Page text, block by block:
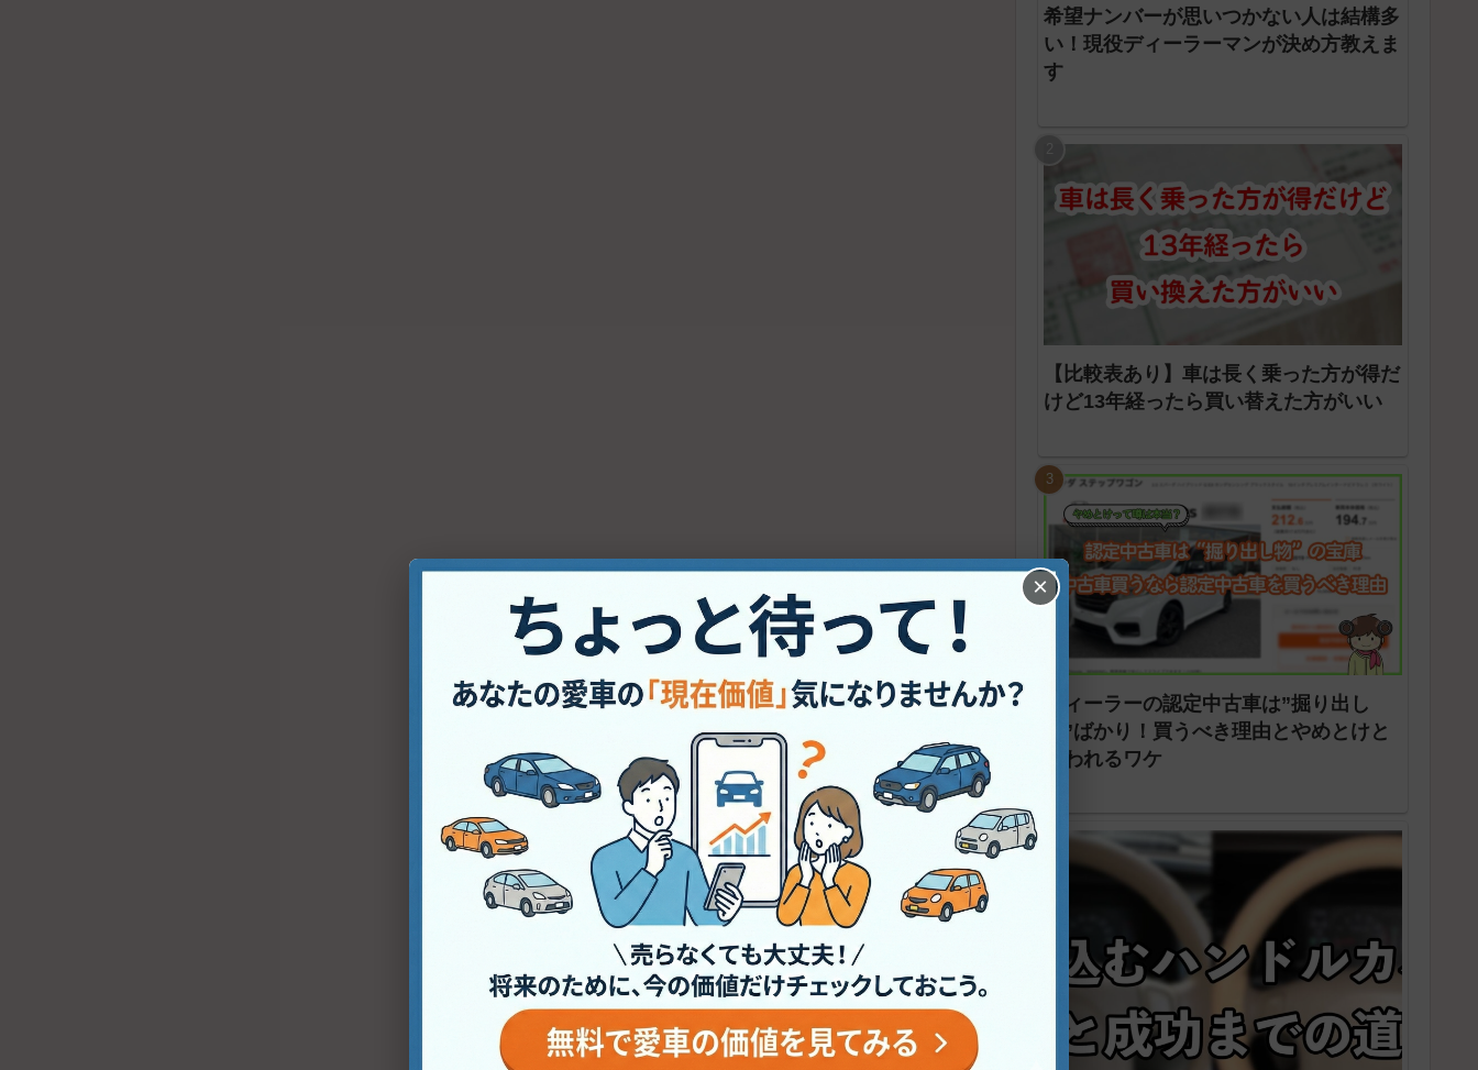
希望ナンバーが思いつかない人は結構多
い！現役ディーラーマンが決め方教えま
す
【比較表あり】車は長く乗った方が得だ
けど13年経ったら買い替えた方がいい
ディーラーの認定中古車は”掘り出し
物”ばかり！買うべき理由とやめとけと
言われるワケ
×